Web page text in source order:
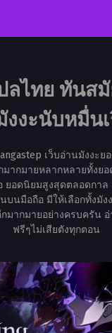
ลไทย ทันส
งงะนับหมื่น
เว็บอ่านมังงะย
มากมายหลากหลายทั้งย
ยอดนิยมสูงสุดตลอดกาล
บนมือถือ มีให้เลือกทั้งมั
มากมายอย่างครบครัน อ่
ฟรีๆไม่เสียตังทุกตอน